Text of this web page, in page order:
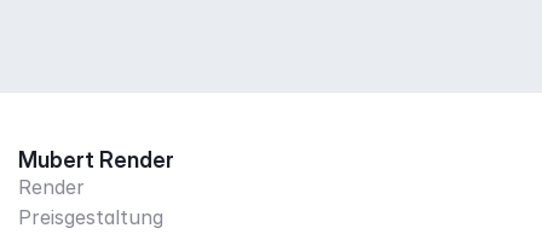
Mubert Render
Render
Preisgestaltung